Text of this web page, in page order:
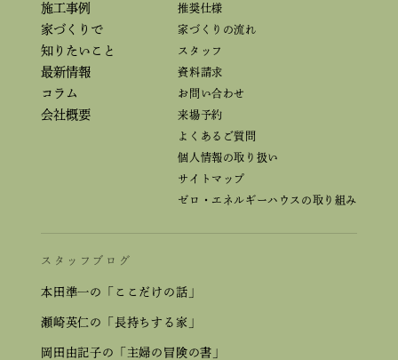
施工事例
家づくりで
知りたいこと
最新情報
コラム
会社概要
推奨仕様
家づくりの流れ
スタッフ
資料請求
お問い合わせ
来場予約
よくあるご質問
個人情報の取り扱い
サイトマップ
ゼロ・エネルギーハウスの取り組み
スタッフブログ
本田準一の「ここだけの話」
瀬崎英仁の「長持ちする家」
岡田由記子の「主婦の冒険の書」